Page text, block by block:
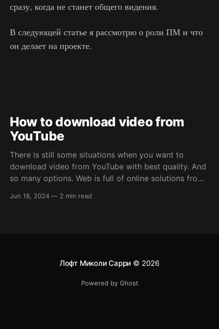
сразу, когда не станет общего видения.
В следующей статье я рассмотрю о роли ПМ и что
он делает на проекте.
How to download video from
YouTube
There is still some situations when you want to
download video from YouTube with best quality. And
so many options. Web is full of online solutions from
applications. But what about quality? All this free and
Jun 18, 2024 — 2 min read
Лофт Миколи Сарри © 2026
Powered by Ghost